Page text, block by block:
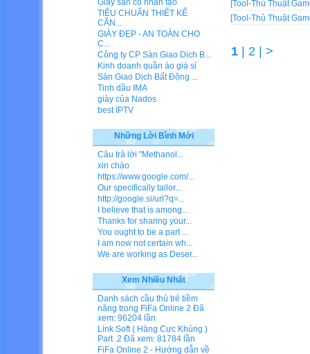
[Tool-Thủ Thuật
[Tool-Thủ Thuật
1 | 2 | >
Giày sân cỏ nhân tạo
TIÊU CHUẨN THIẾT KẾ
CĂN...
GIÀY ĐẸP - AN TOÀN CHO
C...
Công ty CP Sàn Giao Dịch B...
Kinh doanh quần áo giá sỉ
Sàn Giao Dịch Bất Động ...
Tinh dầu IMA
giày của Nados
best IPTV
Những Lời Bình Mới
Câu trả lời "Methanol...
xin chào
https://www.google.com/...
Our specifically tailor...
http://google.si/url?q=...
I believe that is among...
Thanks for sharing your...
You ought to be a part ...
I am now not certain wh...
We are working as Deser...
Xem Nhiều Nhất
Danh sách cầu thủ trẻ tiềm
năng trong FiFa Online 2 Đã
xem: 96204 lần
Link Soft ( Hàng Cực Khủng )
Part .2 Đã xem: 81784 lần
FiFa Online 2 - Hướng dẫn về